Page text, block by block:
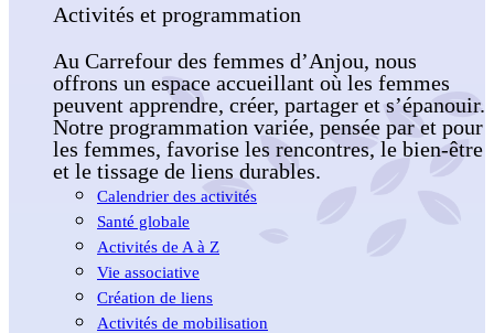
Activités et programmation
Au Carrefour des femmes d’Anjou, nous
offrons un espace accueillant où les femmes
peuvent apprendre, créer, partager et s’épanouir.
Notre programmation variée, pensée par et pour
les femmes, favorise les rencontres, le bien-être
et le tissage de liens durables.
Calendrier des activités
Santé globale
Activités de A à Z
Vie associative
Création de liens
Activités de mobilisation